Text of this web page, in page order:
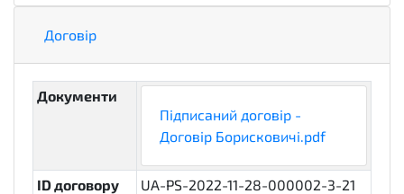
Договір
Документи
Підписаний договір -
Договір Борисковичі.pdf
ID договору
UA-PS-2022-11-28-000002-3-21